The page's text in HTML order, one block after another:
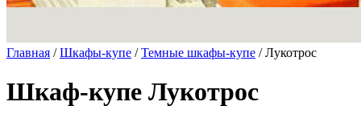
Главная /Шкафы-купе /Темные шкафы-купе / Лукотрос
Шкаф-купе Лукотрос